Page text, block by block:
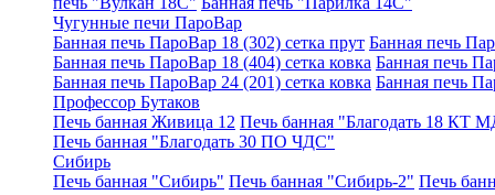
Чугунные печи ПароВар
Банная печь ПароВар 18 (302) сетка прут Банная печь
Банная печь ПароВар 18 (404) сетка ковка Банная печь
Банная печь ПароВар 24 (201) сетка ковка Банная печь
Профессор Бутаков
Печь банная Живица 12 Печь банная "Благодать 18 КТ
Печь банная "Благодать 30 ПО ЧДС"
Сибирь
Печь банная "Сибирь" Печь банная "Сибирь-2" Печь